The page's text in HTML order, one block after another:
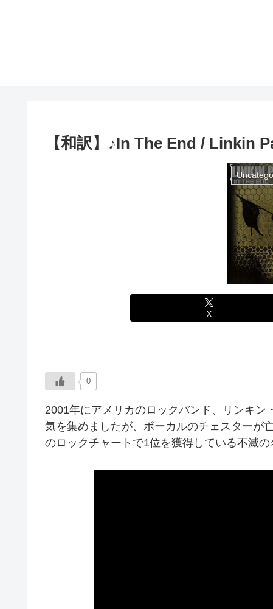
【和訳】♪In The End / Linkin
X
0
2001年にアメリカのロックバンド、リンキン
気を集めましたが、ボーカルのチェスターが
のロックチャートで1位を獲得している不滅の